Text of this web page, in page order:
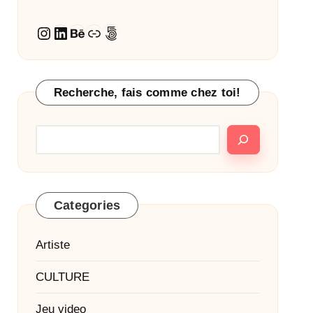
Instagram
LinkedIn
Behance
Lien500px
Recherche, fais comme chez toi!
Categories
Artiste
CULTURE
Jeu video